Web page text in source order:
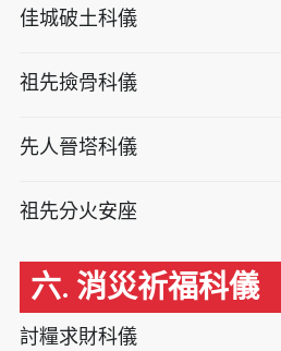
佳城破土科儀
祖先撿骨科儀
先人晉塔科儀
祖先分火安座
六. 消災祈福科儀
討糧求財科儀